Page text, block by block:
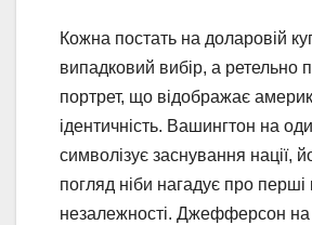
Кожна постать на доларовій
випадковий вибір, а ретельно
портрет, що відображає
ідентичність. Вашингтон на
символізує заснування нації,
погляд ніби нагадує про перші
незалежності. Джефферсон на